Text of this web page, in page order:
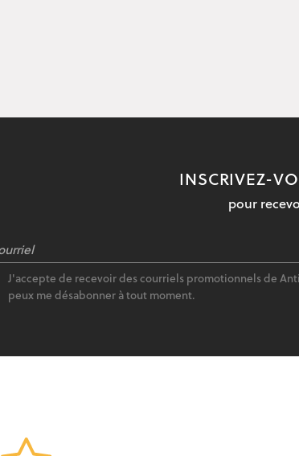
INSCRIVEZ-
pour
J'accepte de recevoir des courriels promotionnels de
peux me désabonner à tout moment.